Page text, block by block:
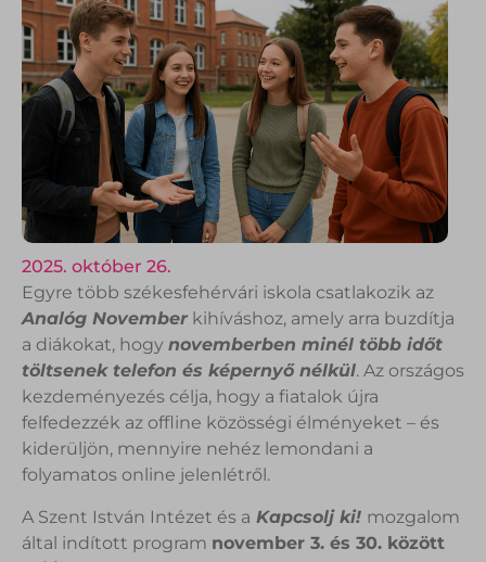
2025. október 26.
Egyre több székesfehérvári iskola csatlakozik az
Analóg November kihíváshoz, amely arra buzdítja
a diákokat, hogy novemberben minél több időt
töltsenek telefon és képernyő nélkül. Az országos
kezdeményezés célja, hogy a fiatalok újra
felfedezzék az offline közösségi élményeket – és
kiderüljön, mennyire nehéz lemondani a
folyamatos online jelenlétről.
A Szent István Intézet és a Kapcsolj ki! mozgalom
által indított program november 3. és 30. között